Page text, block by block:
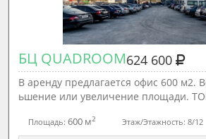
БЦ QUADROOM624 600
В аренду предлагается офис 600 м2.
ьшение или увеличение площади.
Площадь: 600 м2 Этаж/Этажность: 8/12